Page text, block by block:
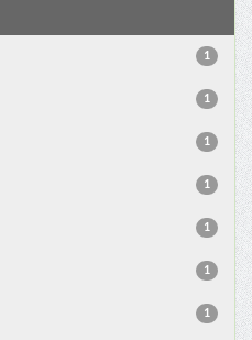
1
1
1
1
1
1
1